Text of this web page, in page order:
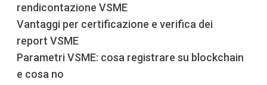
rendicontazione VSME
Vantaggi per certificazione e verifica dei
report VSME
Parametri VSME: cosa registrare su blockchain
e cosa no